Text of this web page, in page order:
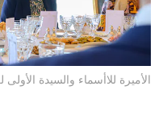
الأميرة للاأسماء والسيدة الأولى